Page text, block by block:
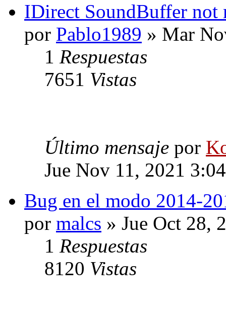
IDirect SoundBuffer not
por Pablo1989 » Mar
1 Respuestas
7651 Vistas
Último mensaje por
Jue Nov 11, 2021
Bug en el modo 2014-
por malcs » Jue Oct 28,
1 Respuestas
8120 Vistas